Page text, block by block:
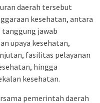
daerah tersebut
kesehatan, antara
tanggung jawab
upaya kesehatan,
fasilitas pelayanan
hingga
kesehatan.
pemerintah daerah